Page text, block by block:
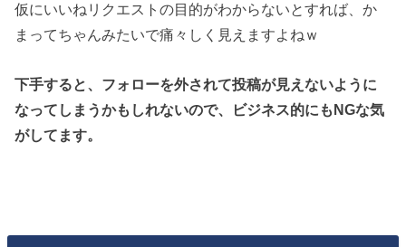
仮にいいねリクエストの目的がわからないとすれば、か
まってちゃんみたいで痛々しく見えますよねｗ
下手すると、フォローを外されて投稿が見えないように
なってしまうかもしれないので、ビジネス的にもNGな気
がしてます。